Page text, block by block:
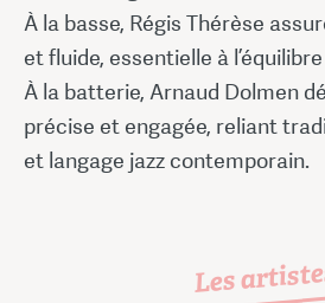
À la basse, Régis Thérèse
et fluide, essentielle à
À la batterie, Arnaud Dolmen
précise et engagée, reliant
et langage jazz contemporain.
Les